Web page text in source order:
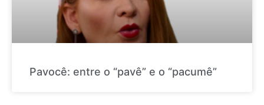
Pavocê: entre o “pavê” e o “pacumê”